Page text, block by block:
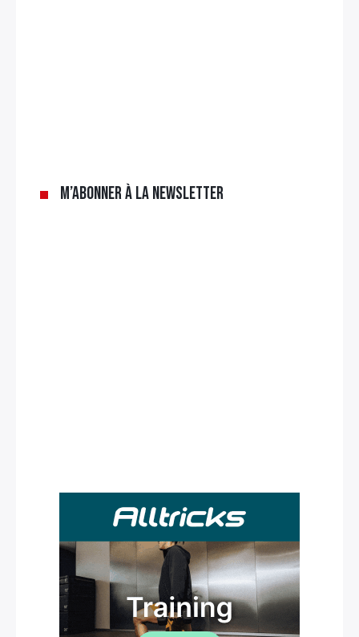
M’abonner à la newsletter